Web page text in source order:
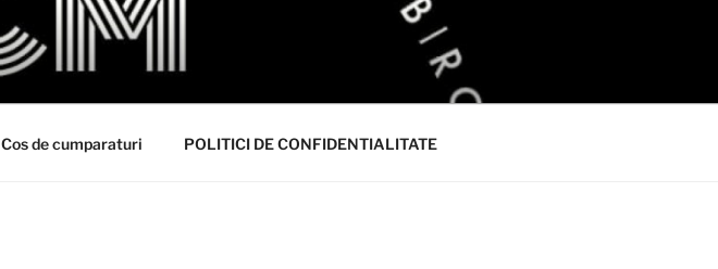
Cos de cumparaturi POLITICI DE CONFIDENTIALITATE